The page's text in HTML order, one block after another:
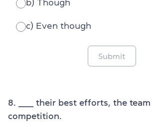
b) Though
c) Even though
Submit
8. ______ their best efforts, the
competition.